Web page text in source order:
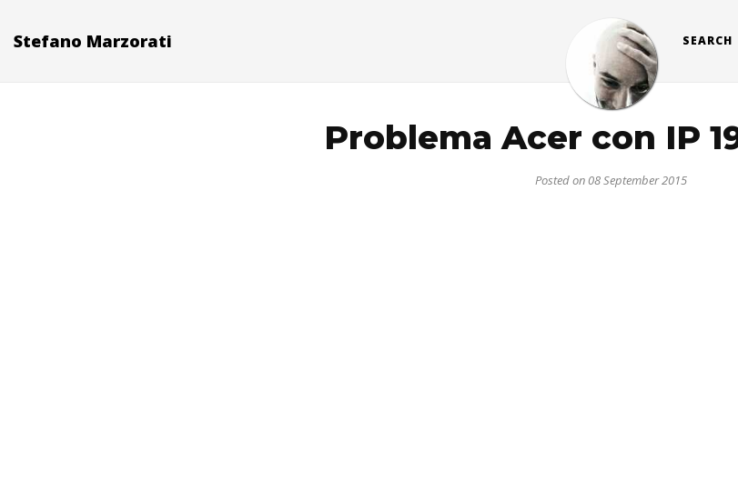
Stefano Marzorati SEARCH
Problema Acer con IP
Posted on 08 September 2015